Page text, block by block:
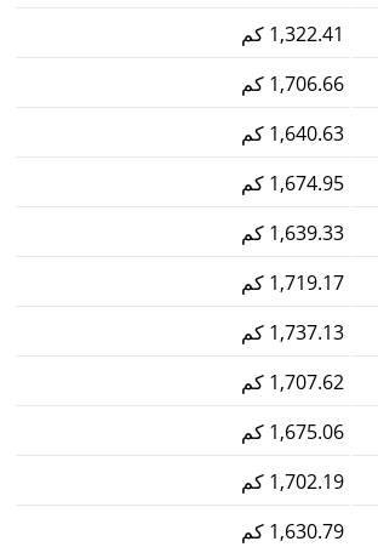
1,322.41 كم
1,706.66 كم
1,640.63 كم
1,674.95 كم
1,639.33 كم
1,719.17 كم
1,737.13 كم
1,707.62 كم
1,675.06 كم
1,702.19 كم
1,630.79 كم